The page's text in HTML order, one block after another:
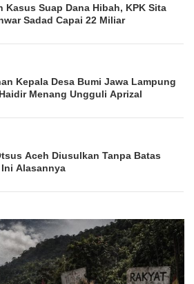
Kasus Suap Dana Hibah, KPK Sita
Sadad Capai 22 Miliar
Kepala Desa Bumi Jawa Lampung
Menang Ungguli Aprizal
Aceh Diusulkan Tanpa Batas
Ini Alasannya